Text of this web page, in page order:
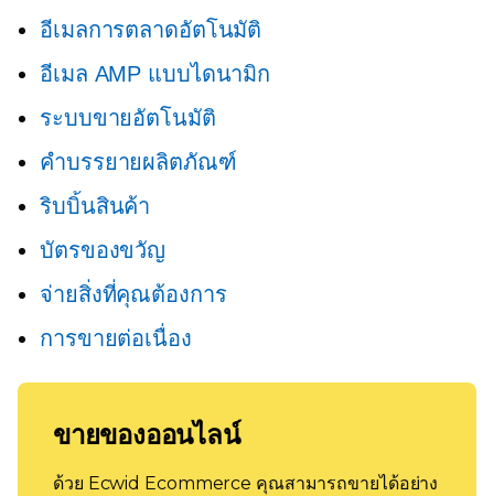
อีเมลการตลาดอัตโนมัติ
อีเมล AMP แบบไดนามิก
ระบบขายอัตโนมัติ
คำบรรยายผลิตภัณฑ์
ริบบิ้นสินค้า
บัตรของขวัญ
จ่ายสิ่งที่คุณต้องการ
การขายต่อเนื่อง
ขายของออนไลน์
ด้วย Ecwid Ecommerce คุณสามารถขายได้อย่าง